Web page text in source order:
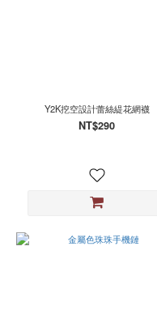
Y2K挖空設計蕾絲緹花網襪
NT$290